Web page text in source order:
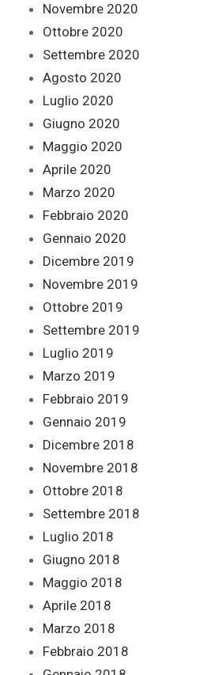
Novembre 2020
Ottobre 2020
Settembre 2020
Agosto 2020
Luglio 2020
Giugno 2020
Maggio 2020
Aprile 2020
Marzo 2020
Febbraio 2020
Gennaio 2020
Dicembre 2019
Novembre 2019
Ottobre 2019
Settembre 2019
Luglio 2019
Marzo 2019
Febbraio 2019
Gennaio 2019
Dicembre 2018
Novembre 2018
Ottobre 2018
Settembre 2018
Luglio 2018
Giugno 2018
Maggio 2018
Aprile 2018
Marzo 2018
Febbraio 2018